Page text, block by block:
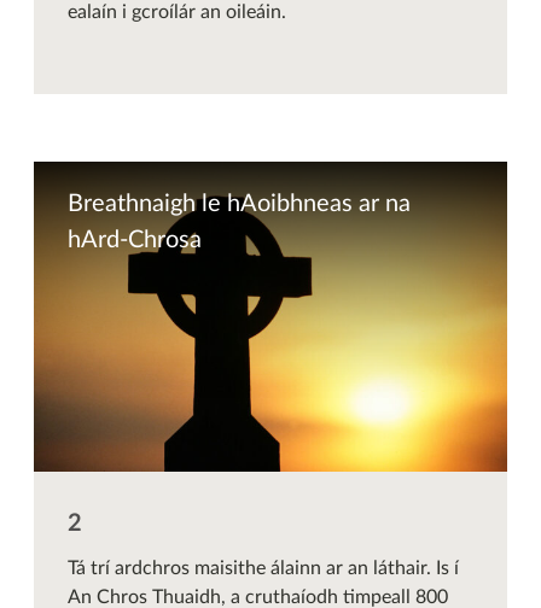
ealaín i gcroílár an oileáin.
Breathnaigh le hAoibhneas ar na
hArd-Chrosa
Tá trí ardchros maisithe álainn ar an láthair. Is í
An Chros Thuaidh, a cruthaíodh timpeall 800